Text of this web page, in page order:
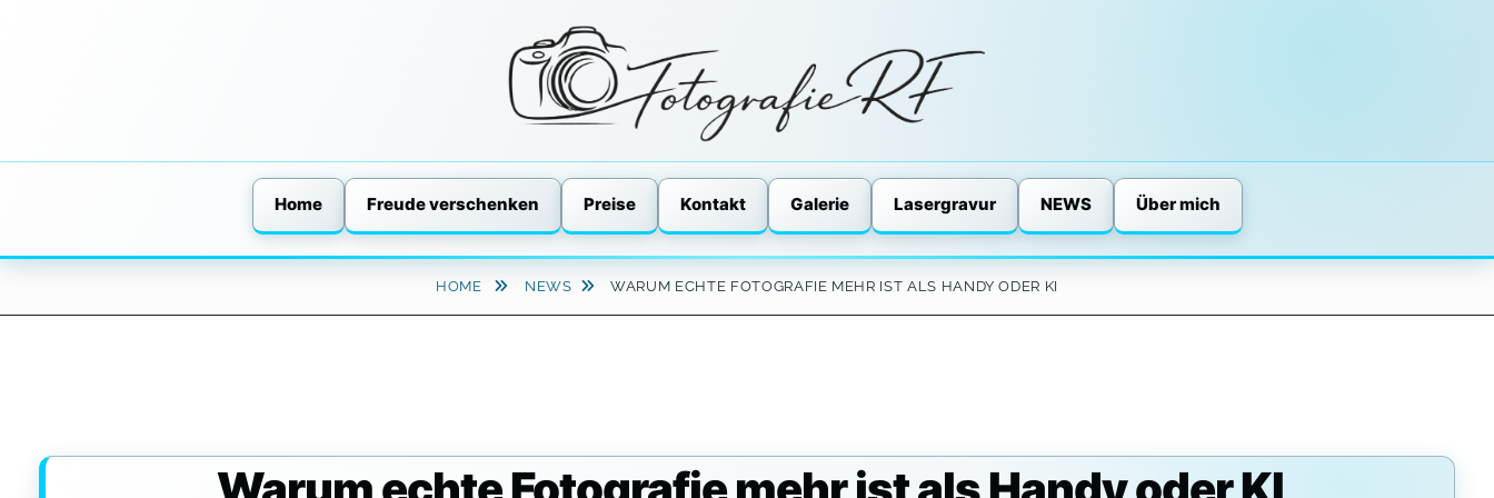
Home Freude verschenken Preise Kontakt Galerie Lasergravur NEWS Über mich
HOME NEWS WARUM ECHTE FOTOGRAFIE MEHR IST ALS HANDY ODER KI